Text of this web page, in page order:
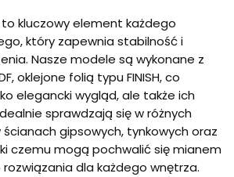
kluczowy element każdego
który zapewnia stabilność i
Nasze modele są wykonane z
oklejone folią typu FINISH, co
elegancki wygląd, ale także ich
sprawdzają się w różnych
gipsowych, tynkowych oraz
czemu mogą pochwalić się mianem
dla każdego wnętrza.